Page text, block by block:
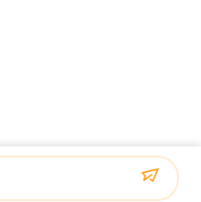
strenge Qualitätsstandards
wie